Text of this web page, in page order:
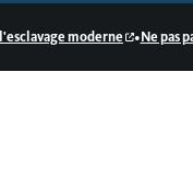
moderne •Ne pas